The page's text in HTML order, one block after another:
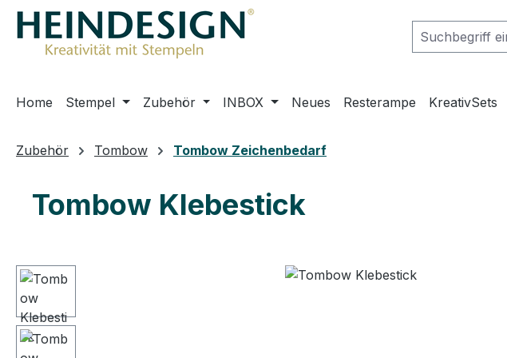
Hauptinhalt springen
Zur Suche springen
Zur Hauptnavigation springen
Home Stempel Zubehör INBOX Neues Resterampe KreativSets
Zubehör Tombow Tombow Zeichenbedarf
Tombow Klebestick
Bildergalerie überspringen